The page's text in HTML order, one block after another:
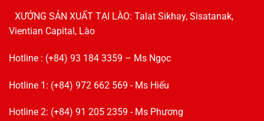
XƯỞNG SẢN XUẤT TẠI LÀO: Talat Sikhay, Sisatanak,
Vientian Capital, Lào
Hotline : (+84) 93 184 3359 – Ms Ngọc
Hotline 1: (+84) 972 662 569 - Ms Hiếu
Hotline 2: (+84) 91 205 2359 - Ms Phương